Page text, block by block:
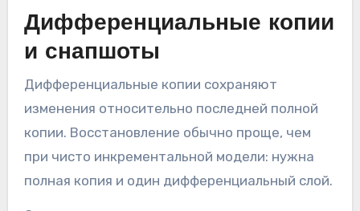
Дифференциальные копии
и снапшоты
Дифференциальные копии сохраняют
изменения относительно последней полной
копии. Восстановление обычно проще, чем
при чисто инкрементальной модели: нужна
полная копия и один дифференциальный слой.